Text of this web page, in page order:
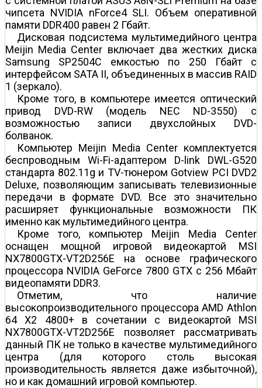
чипсета NVIDIA nForce4 SLI. Объем оперативной
памяти DDR400 равен 2 Гбайт.
Дисковая подсистема мультимедийного центра
Meijin Media Center включает два жестких диска
Samsung SP2504C емкостью по 250 Гбайт с
интерфейсом SATA II, объединенных в массив RAID
1 (зеркало).
Кроме того, в компьютере имеется оптический
привод DVD-RW (модель NEC ND-3550) с
возможностью записи двухслойных DVD-
болванок.
Компьютер Meijin Media Center комплектуется
беспроводным Wi-Fi-адаптером D-link DWL-G520
стандарта 802.11g и TV-тюнером Gotview PCI DVD2
Deluxe, позволяющим записывать телевизионные
передачи в формате DVD. Все это значительно
расширяет функциональные возможности ПК
именно как мультимедийного центра.
Кроме того, компьютер Meijin Media Center
оснащен мощной игровой видеокартой MSI
NX7800GTX-VT2D256E на основе графического
процессора NVIDIA GeForce 7800 GTX с 256 Мбайт
видеопамяти DDR3.
Отметим, что наличие
высокопроизводительного процессора AMD Athlon
64 X2 4800+ в сочетании с видеокартой MSI
NX7800GTX-VT2D256E позволяет рассматривать
данный ПК не только в качестве мультимедийного
центра (для которого столь высокая
производительность является даже избыточной),
но и как домашний игровой компьютер.